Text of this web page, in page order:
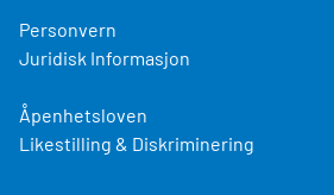
Personvern
Juridisk Informasjon
Åpenhetsloven
Likestilling & Diskriminering